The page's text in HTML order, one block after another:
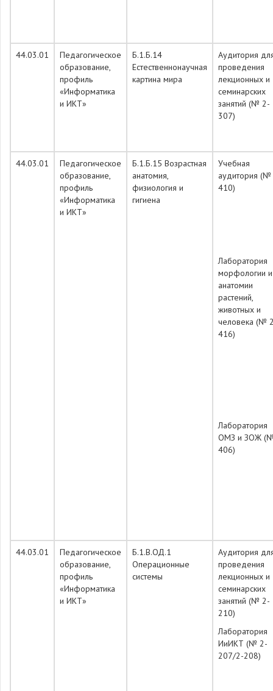
44.03.01
Педагогическое
образование,
профиль
«Информатика
и ИКТ»
Б.1.Б.14
Естественнонаучная
картина мира
Аудитория
проведения
лекционных и
семинарских
занятий (№ 2-
307)
44.03.01
Педагогическое
образование,
профиль
«Информатика
и ИКТ»
Б.1.Б.15 Возрастная
анатомия,
физиология и
гигиена
Учебная
аудитория
410)
Лаборатория
морфологии и
анатомии
растений,
животных и
человека (№
416)
Лаборатория
ОМЗ и ЗОЖ
406)
44.03.01
Педагогическое
образование,
профиль
«Информатика
и ИКТ»
Б.1.В.ОД.1
Операционные
системы
Аудитория
проведения
лекционных и
семинарских
занятий (№ 2-
210)
Лаборатория
ИиИКТ (№ 2-
207/2-208)